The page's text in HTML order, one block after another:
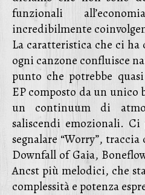
funzionali
incredibilmente
La caratteristica che ci
ogni canzone confluisce
punto che potrebbe
EP composto da un unico
un continuum di
saliscendi emozionali.
segnalare “Worry”,
Downfall of Gaia,
Ancst più melodici, che
complessità e potenza